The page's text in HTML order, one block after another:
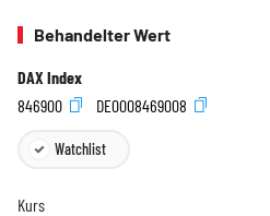
Behandelter Wert
DAX Index
846900
DE0008469008
Watchlist
Kurs